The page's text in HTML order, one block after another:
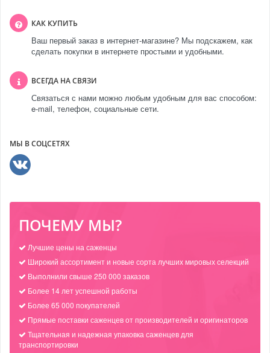
КАК КУПИТЬ
Ваш первый заказ в интернет-магазине? Мы подскажем, как
сделать покупки в интернете простыми и удобными.
ВСЕГДА НА СВЯЗИ
Связаться с нами можно любым удобным для вас способом:
e-mail, телефон, социальные сети.
МЫ В СОЦСЕТЯХ
ПОЧЕМУ МЫ?
Лучшие цены на саженцы
Широкий ассортимент и новые сорта лучших мировых селекций
Выполнили свыше 250 000 заказов
Более 14 лет успешной работы
Более 65 000 покупателей
Прямые поставки саженцев от производителей и оригинаторов
Тщательная и надежная упаковка саженцев для
транспортировки